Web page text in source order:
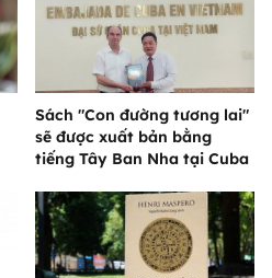
Sách "Con đường tương lai"
sẽ được xuất bản bằng
tiếng Tây Ban Nha tại Cuba